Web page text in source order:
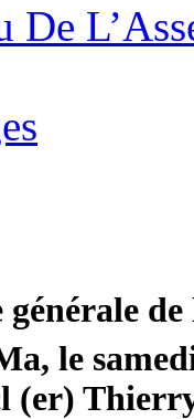
De
générale
le
(er)